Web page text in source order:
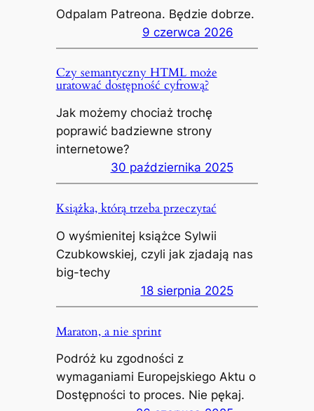
Odpalam Patreona. Będzie dobrze.
9 czerwca 2026
Czy semantyczny HTML może
uratować dostępność cyfrową?
Jak możemy chociaż trochę
poprawić badziewne strony
internetowe?
30 października 2025
Książka, którą trzeba przeczytać
O wyśmienitej książce Sylwii
Czubkowskiej, czyli jak zjadają nas
big-techy
18 sierpnia 2025
Maraton, a nie sprint
Podróż ku zgodności z
wymaganiami Europejskiego Aktu o
Dostępności to proces. Nie pękaj.